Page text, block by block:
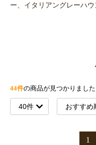
ー、イタリアングレーハウ
44件の商品が見つかりました
1